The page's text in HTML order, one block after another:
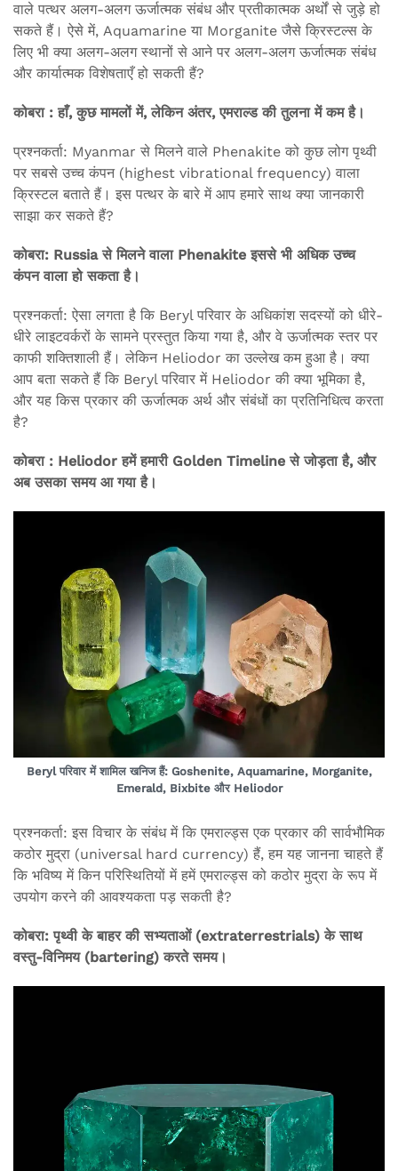
वाले पत्थर अलग-अलग ऊर्जात्मक संबंध और प्रतीकात्मक अर्थों से जुड़े हो
सकते हैं। ऐसे में, Aquamarine या Morganite जैसे क्रिस्टल्स के
लिए भी क्या अलग-अलग स्थानों से आने पर अलग-अलग ऊर्जात्मक संबंध
और कार्यात्मक विशेषताएँ हो सकती हैं?
कोबरा : हाँ, कुछ मामलों में, लेकिन अंतर, एमराल्ड की तुलना में कम है।
प्रश्नकर्ता: Myanmar से मिलने वाले Phenakite को कुछ लोग पृथ्वी
पर सबसे उच्च कंपन (highest vibrational frequency) वाला
क्रिस्टल बताते हैं। इस पत्थर के बारे में आप हमारे साथ क्या जानकारी
साझा कर सकते हैं?
कोबरा: Russia से मिलने वाला Phenakite इससे भी अधिक उच्च
कंपन वाला हो सकता है।
प्रश्नकर्ता: ऐसा लगता है कि Beryl परिवार के अधिकांश सदस्यों को धीरे-
धीरे लाइटवर्करों के सामने प्रस्तुत किया गया है, और वे ऊर्जात्मक स्तर पर
काफी शक्तिशाली हैं। लेकिन Heliodor का उल्लेख कम हुआ है। क्या
आप बता सकते हैं कि Beryl परिवार में Heliodor की क्या भूमिका है,
और यह किस प्रकार की ऊर्जात्मक अर्थ और संबंधों का प्रतिनिधित्व करता
है?
कोबरा : Heliodor हमें हमारी Golden Timeline से जोड़ता है, और
अब उसका समय आ गया है।
Beryl परिवार में शामिल खनिज हैं: Goshenite, Aquamarine, Morganite,
Emerald, Bixbite और Heliodor
प्रश्नकर्ता: इस विचार के संबंध में कि एमराल्ड्स एक प्रकार की सार्वभौमिक
कठोर मुद्रा (universal hard currency) हैं, हम यह जानना चाहते हैं
कि भविष्य में किन परिस्थितियों में हमें एमराल्ड्स को कठोर मुद्रा के रूप में
उपयोग करने की आवश्यकता पड़ सकती है?
कोबरा: पृथ्वी के बाहर की सभ्यताओं (extraterrestrials) के साथ
वस्तु-विनिमय (bartering) करते समय।